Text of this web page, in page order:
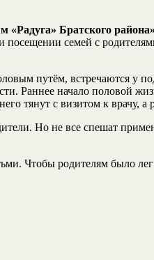
Братского района»
семей с
путём, встречаются у
Раннее начало половой
тянут с визитом к врачу, а
Но не все спешат
Чтобы родителям было